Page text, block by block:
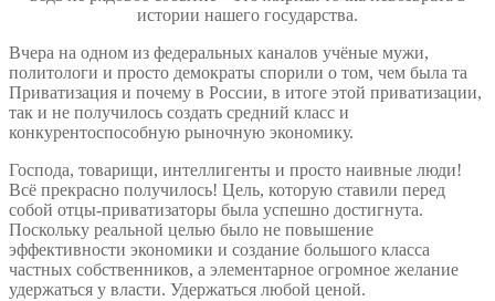
истории нашего государства.
Вчера на одном из федеральных каналов учёные мужи,
политологи и просто демократы спорили о том, чем была та
Приватизация и почему в России, в итоге этой приватизации,
так и не получилось создать средний класс и
конкурентоспособную рыночную экономику.
Господа, товарищи, интеллигенты и просто наивные люди!
Всё прекрасно получилось! Цель, которую ставили перед
собой отцы-приватизаторы была успешно достигнута.
Поскольку реальной целью было не повышение
эффективности экономики и создание большого класса
частных собственников, а элементарное огромное желание
удержаться у власти. Удержаться любой ценой.